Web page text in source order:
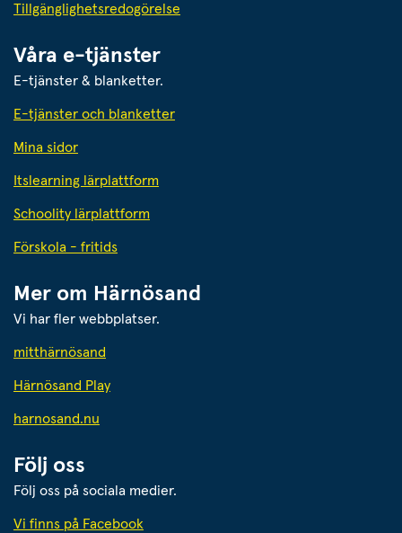
Tillgänglighetsredogörelse
Våra e-tjänster
E-tjänster & blanketter.
E-tjänster och blanketter
Mina sidor
Itslearning lärplattform
Schoolity lärplattform
Förskola - fritids
Mer om Härnösand
Vi har fler webbplatser.
mitthärnösand
Härnösand Play
harnosand.nu
Följ oss
Följ oss på sociala medier.
Vi finns på Facebook